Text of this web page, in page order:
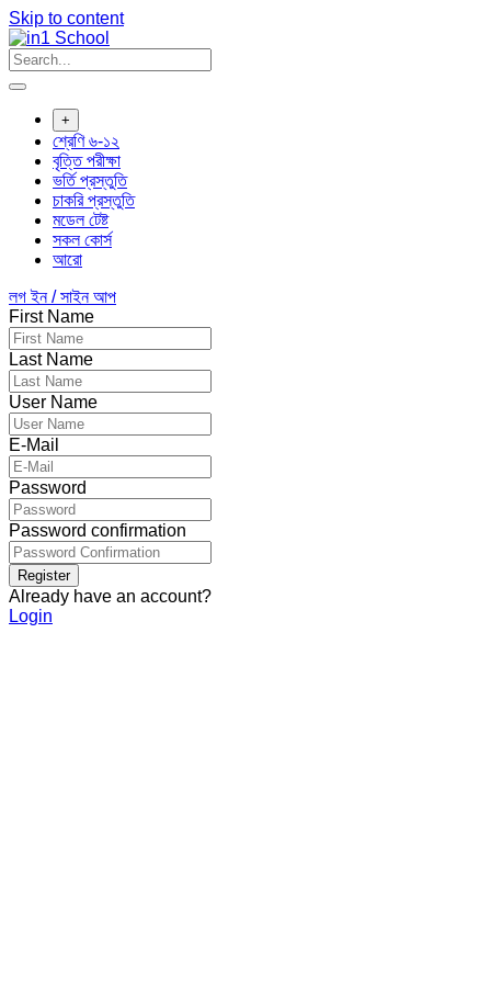
Skip to content
+
শ্রেণি ৬-১২
বৃত্তি পরীক্ষা
ভর্তি প্রস্তুতি
চাকরি প্রস্তুতি
মডেল টেষ্ট
সকল কোর্স
আরো
লগ ইন / সাইন আপ
First Name
Last Name
User Name
E-Mail
Password
Password confirmation
Register
Already have an account?
Login